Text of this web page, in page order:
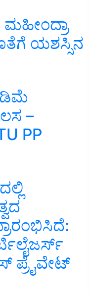
ಯಶಸ್ಸಿನ
–
PP
ಪ್ರೈವೇಟ್